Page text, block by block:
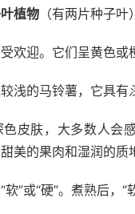
植物 （有两片种子
欢迎。它们呈黄色或
浅的马铃薯，它具有
皮肤，大多数人会
美的果肉和湿润的质
”或“硬”。煮熟后，“